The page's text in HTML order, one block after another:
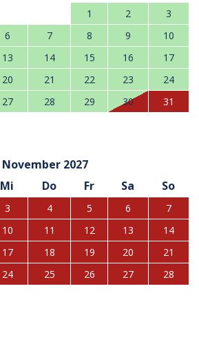
1 2
3
6 7 8 9
10
13 14 15 16
17
20 21 22 23
24
27 28 29 30 31
November 2027
Mi Do Fr Sa So
3 4 5 6
7
10 11 12 13
14
17 18 19 20
21
24 25 26 27
28